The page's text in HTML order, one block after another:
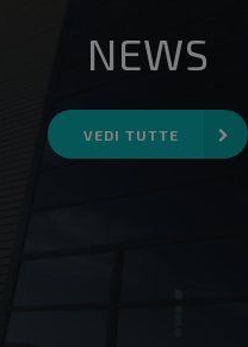
NEWS
VEDI TUTTE